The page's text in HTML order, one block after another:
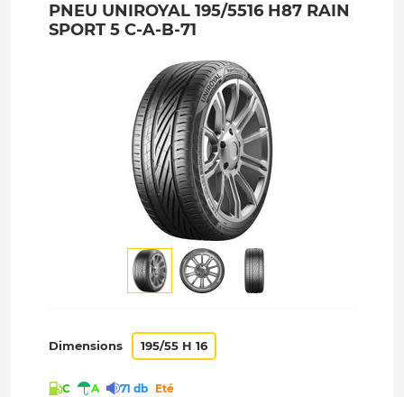
PNEU UNIROYAL 195/5516 H87 RAIN
SPORT 5 C-A-B-71
Dimensions 195/55 H 16
C A 71 db Eté